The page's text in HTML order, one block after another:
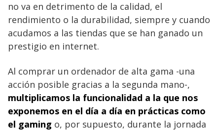
no va en detrimento de la calidad, el
rendimiento o la durabilidad, siempre y cuando
acudamos a las tiendas que se han ganado un
prestigio en internet.
Al comprar un ordenador de alta gama -una
acción posible gracias a la segunda mano-,
multiplicamos la funcionalidad a la que nos
exponemos en el día a día en prácticas como
el gaming o, por supuesto, durante la jornada